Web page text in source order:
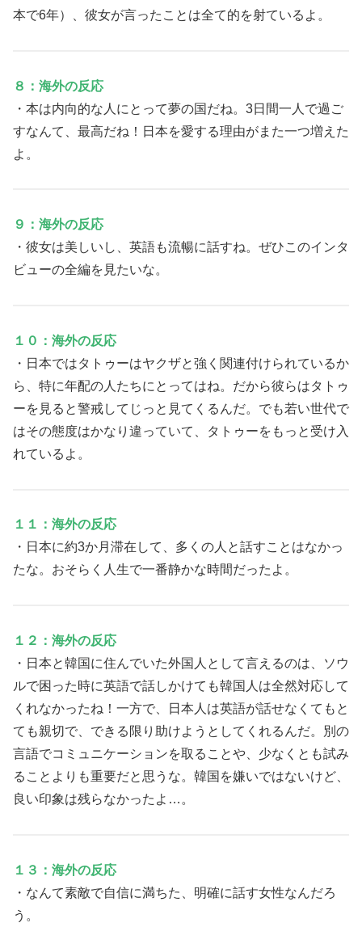
本で6年）、彼女が言ったことは全て的を射ているよ。
８：海外の反応
・本は内向的な人にとって夢の国だね。3日間一人で過ご
すなんて、最高だね！日本を愛する理由がまた一つ増えた
よ。
９：海外の反応
・彼女は美しいし、英語も流暢に話すね。ぜひこのインタ
ビューの全編を見たいな。
１０：海外の反応
・日本ではタトゥーはヤクザと強く関連付けられているか
ら、特に年配の人たちにとってはね。だから彼らはタトゥ
ーを見ると警戒してじっと見てくるんだ。でも若い世代で
はその態度はかなり違っていて、タトゥーをもっと受け入
れているよ。
１１：海外の反応
・日本に約3か月滞在して、多くの人と話すことはなかっ
たな。おそらく人生で一番静かな時間だったよ。
１２：海外の反応
・日本と韓国に住んでいた外国人として言えるのは、ソウ
ルで困った時に英語で話しかけても韓国人は全然対応して
くれなかったね！一方で、日本人は英語が話せなくてもと
ても親切で、できる限り助けようとしてくれるんだ。別の
言語でコミュニケーションを取ることや、少なくとも試み
ることよりも重要だと思うな。韓国を嫌いではないけど、
良い印象は残らなかったよ…。
１３：海外の反応
・なんて素敵で自信に満ちた、明確に話す女性なんだろ
う。